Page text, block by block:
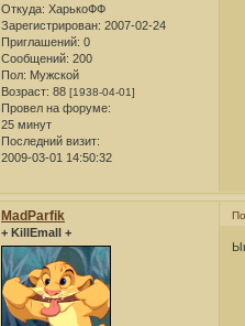
Откуда: ХарькоФФ
Зарегистрирован: 2007-02-24
Приглашений: 0
Сообщений: 200
Пол: Мужской
Возраст: 88 [1938-04-01]
Провел на форуме:
25 минут
Последний визит:
2009-03-01 14:50:32
MadParfik
+ KillEmall +